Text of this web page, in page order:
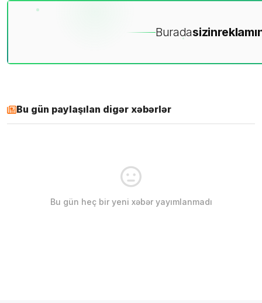
Buradasizin
Bu gün paylaşılan digər xəbərlər
Bu gün heç bir yeni xəbər yayımlanmadı